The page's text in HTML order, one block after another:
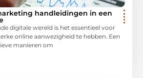
handleidingen in een
digitale wereld is het essentieel voor
online aanwezigheid te hebben. Een
manieren om